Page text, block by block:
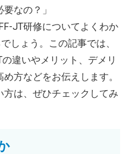
なの？」
JT研修についてよくわか
しょう。この記事では、
違いやメリット、デメリ
方などをお伝えします。
は、ぜひチェックしてみ